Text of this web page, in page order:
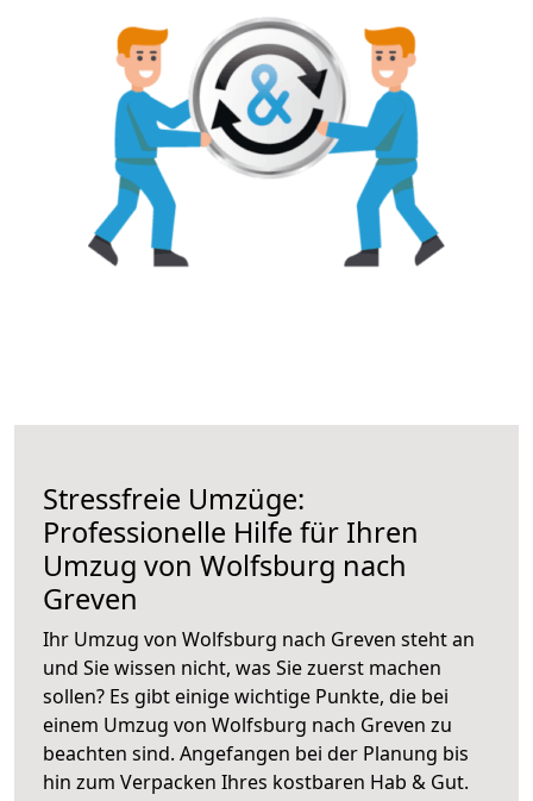
Stressfreie Umzüge:
Professionelle Hilfe für Ihren
Umzug von Wolfsburg nach
Greven
Ihr Umzug von Wolfsburg nach Greven steht an
und Sie wissen nicht, was Sie zuerst machen
sollen? Es gibt einige wichtige Punkte, die bei
einem Umzug von Wolfsburg nach Greven zu
beachten sind. Angefangen bei der Planung bis
hin zum Verpacken Ihres kostbaren Hab & Gut.